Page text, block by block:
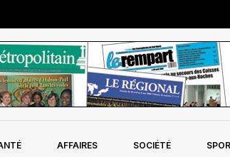
AFFAIRES SOCIÉTÉ